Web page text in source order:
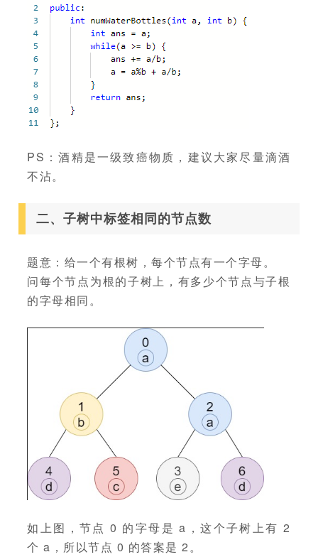
PS：酒精是一级致癌物质，建议大家尽量滴酒
不沾。
二、子树中标签相同的节点数
题意：给一个有根树，每个节点有一个字母。
问每个节点为根的子树上，有多少个节点与子根
的字母相同。
如上图，节点 0 的字母是 a，这个子树上有 2
个 a，所以节点 0 的答案是 2。